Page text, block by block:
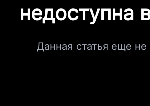
недоступна
Данная статья еще не